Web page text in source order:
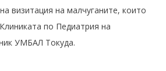
визитация на малчуганите, които
по Педиатрия на
УМБАЛ Токуда.